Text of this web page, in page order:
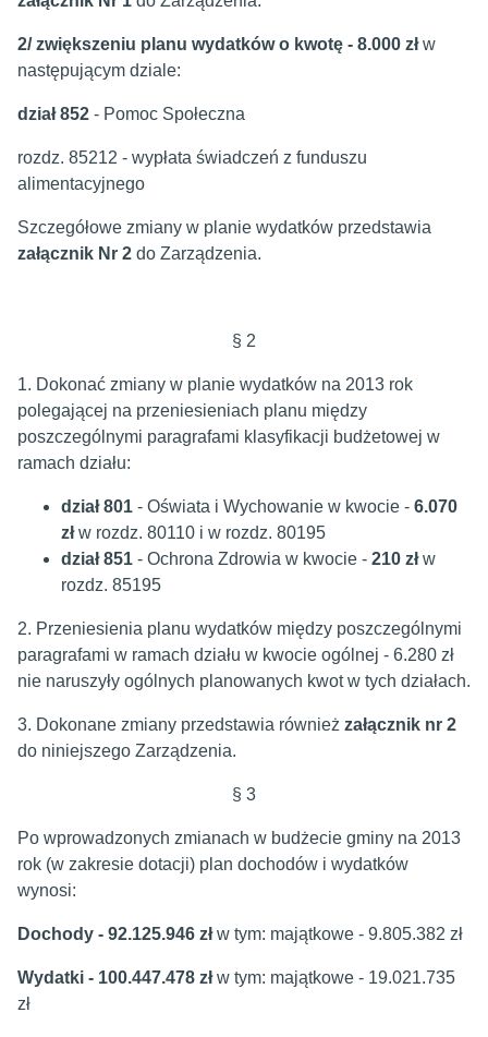
2/ zwiększeniu planu wydatków o kwotę - 8.000 złw
następującym dziale:
dział 852 - Pomoc Społeczna
rozdz. 85212 - wypłata świadczeń z funduszu
alimentacyjnego
Szczegółowe zmiany w planie wydatków przedstawia
załącznik Nr 2 do Zarządzenia.
§ 2
1. Dokonać zmiany w planie wydatków na 2013 rok
polegającej na przeniesieniach planu między
poszczególnymi paragrafami klasyfikacji budżetowej w
ramach działu:
dział 801 - Oświata i Wychowanie w kwocie - 6.070
złw rozdz. 80110 i w rozdz. 80195
dział 851 - Ochrona Zdrowia w kwocie - 210 złw
rozdz. 85195
2. Przeniesienia planu wydatków między poszczególnymi
paragrafami w ramach działu w kwocie ogólnej - 6.280 zł
nie naruszyły ogólnych planowanych kwot w tych działach.
3. Dokonane zmiany przedstawia również załącznik nr 2
do niniejszego Zarządzenia.
§ 3
Po wprowadzonych zmianach w budżecie gminy na 2013
rok (w zakresie dotacji) plan dochodów i wydatków
wynosi:
Dochody - 92.125.946 złw tym: majątkowe - 9.805.382 zł
Wydatki - 100.447.478 złw tym: majątkowe - 19.021.735
zł